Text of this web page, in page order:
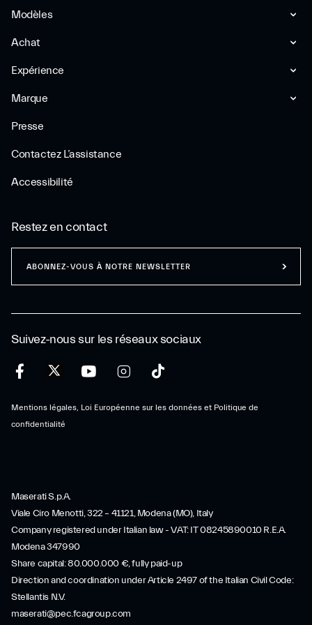
Modèles
Achat
Expérience
Marque
Presse
Contactez L’assistance
Accessibilité
Suivez-nous sur les réseaux sociaux
Mentions légales, Loi Européenne sur les données et Politique de
confidentialité
Restez en contact
ABONNEZ-VOUS À NOTRE NEWSLETTER
Maserati S.p.A.
Viale Ciro Menotti, 322 – 41121, Modena (MO), Italy
Company registered under Italian law - VAT: IT 08245890010 R.E.A.
Modena 347990
Share capital: 80.000.000 €, fully paid-up
Direction and coordination under Article 2497 of the Italian Civil Code:
Stellantis N.V.
maserati@pec.fcagroup.com